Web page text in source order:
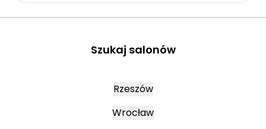
Szukaj salonów
Rzeszów
Wrocław